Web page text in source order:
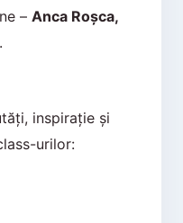
– Anca Roșca,
inspirație și
urilor: